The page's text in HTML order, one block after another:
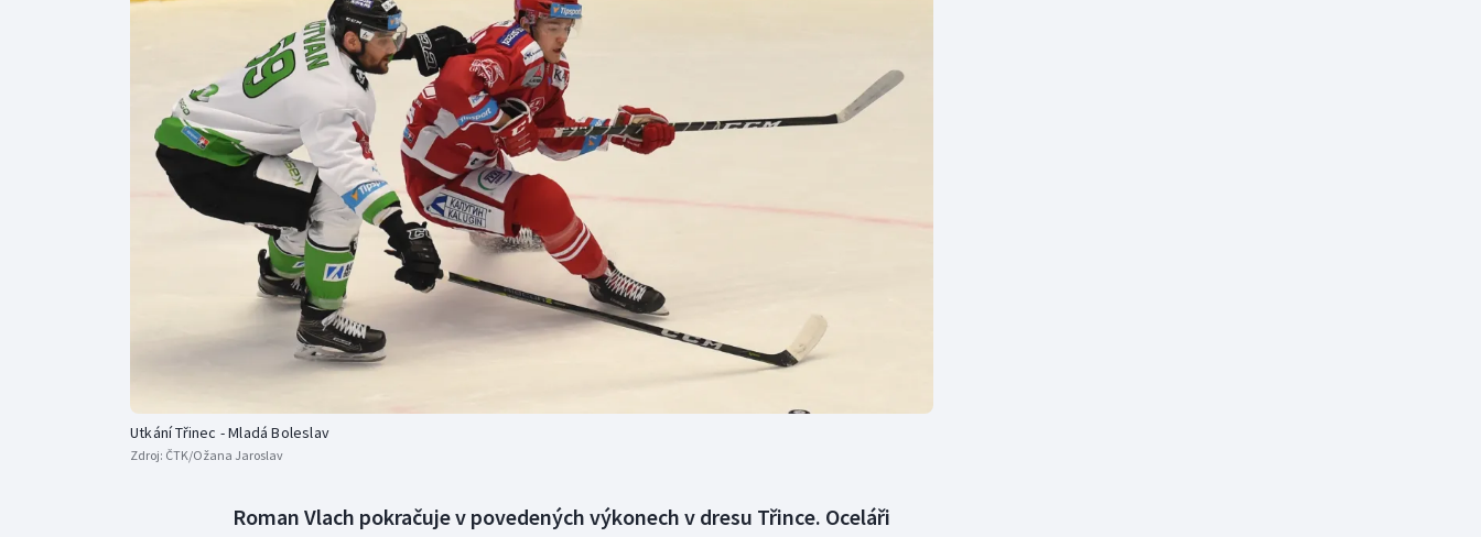
Curling
Dostihy
Florbal
Futsal
Golf
Gymnastika
Moderní pětiboj
Olympijské hry
Plavání
Plážový volejbal
Vodní slalom
Ostatní
Utkání Třinec - Mladá Boleslav
Zdroj: ČTK/Ožana Jaroslav
Roman Vlach pokračuje v povedených výkonech v dresu Třince. Oceláři